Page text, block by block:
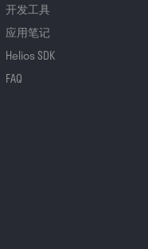
开发工具
应用笔记
Helios SDK
FAQ